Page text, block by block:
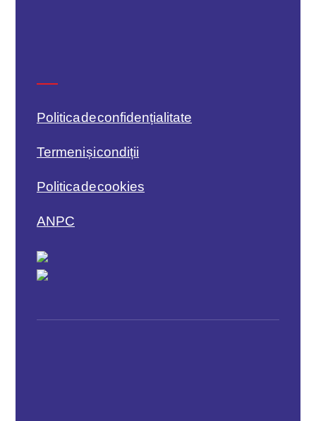
Politica de confidențialitate
Termeni și condiții
Politica de cookies
ANPC